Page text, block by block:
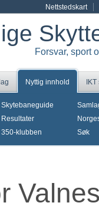
Nettstedskart
Forsvar, sport
Nyttig innhold
Skytebaneguide
Resultater
350-klubben
Søk